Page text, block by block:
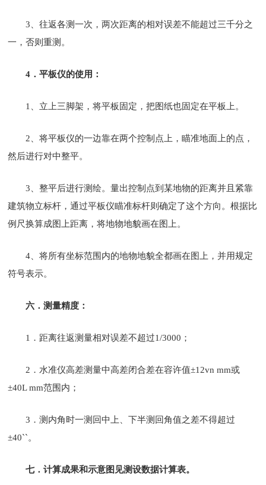
3、往返各测一次，两次距离的相对误差不能超过三千分之
一，否则重测。
4．平板仪的使用：
1、立上三脚架，将平板固定，把图纸也固定在平板上。
2、将平板仪的一边靠在两个控制点上，瞄准地面上的点，
然后进行对中整平。
3、整平后进行测绘。量出控制点到某地物的距离并且紧靠
建筑物立标杆，通过平板仪瞄准标杆则确定了这个方向。根据比
例尺换算成图上距离，将地物地貌画在图上。
4、将所有坐标范围内的地物地貌全都画在图上，并用规定
符号表示。
六．测量精度：
1．距离往返测量相对误差不超过1/3000；
2．水准仪高差测量中高差闭合差在容许值±12vn mm或
±40L mm范围内；
3．测内角时一测回中上、下半测回角值之差不得超过
±40``。
七．计算成果和示意图见测设数据计算表。